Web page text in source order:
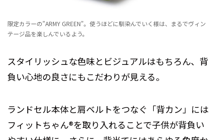
限定カラーの”ARMY GREEN”。使うほどに馴染んでいく様は、まるでヴィン
テージ品を楽しんでいるよう。
スタイリッシュな色味とビジュアルはもちろん、背
負い心地の良さにもこだわりが見える。
ランドセル本体と肩ベルトをつなぐ「背カン」には
フィットちゃん®を取り入れることで子供が背負い